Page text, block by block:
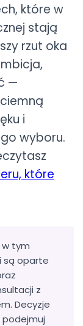
które w
stają
rzut oka
—
i
wyboru.
które
tym
są oparte
z
Decyzje